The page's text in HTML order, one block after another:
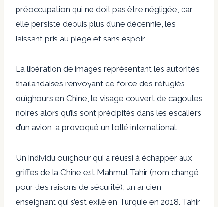
préoccupation qui ne doit pas être négligée, car
elle persiste depuis plus d’une décennie, les
laissant pris au piège et sans espoir.
La libération de images représentant les autorités
thaïlandaises renvoyant de force des réfugiés
ouïghours en Chine, le visage couvert de cagoules
noires alors qu’ils sont précipités dans les escaliers
d’un avion, a provoqué un tollé international.
Un individu ouïghour qui a réussi à échapper aux
griffes de la Chine est Mahmut Tahir (nom changé
pour des raisons de sécurité), un ancien
enseignant qui s’est exilé en Turquie en 2018. Tahir